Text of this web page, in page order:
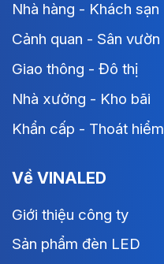
Nhà hàng - Khách sạn
Cảnh quan - Sân vườn
Giao thông - Đô thị
Nhà xưởng - Kho bãi
Khẩn cấp - Thoát hiểm
Về VINALED
Giới thiệu công ty
Sản phẩm đèn LED